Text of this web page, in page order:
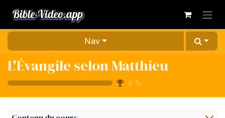
Nav
L'Évangile selon Matthieu
0 %